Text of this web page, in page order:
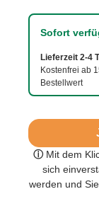
ⓘ Mit dem
sich
werden und
Sofort
Lieferzeit 2-4
Kostenfrei ab
Bestellwert